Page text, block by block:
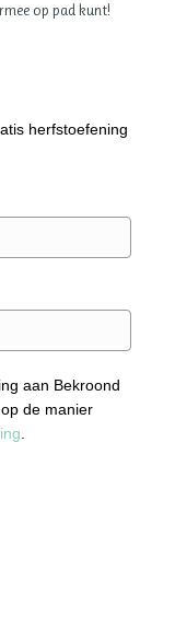
op pad kunt!
herfstoefening
aan Bekroond
de manier
.